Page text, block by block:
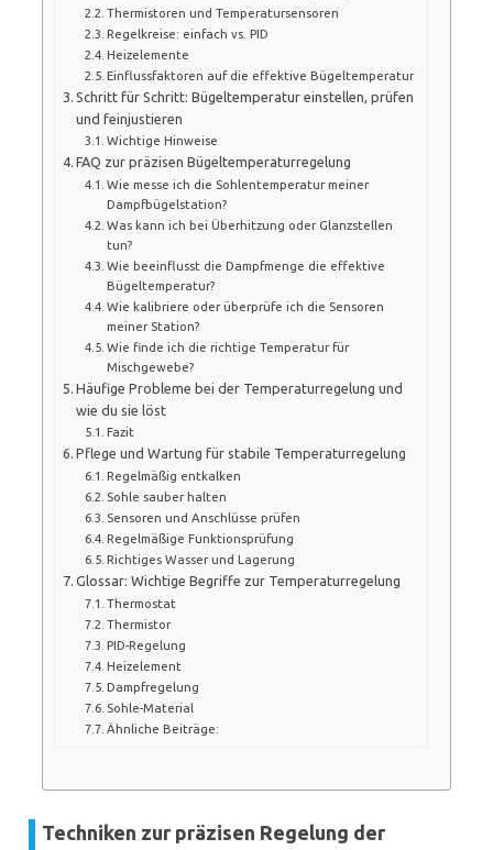
Thermistoren und Temperatursensoren
Regelkreise: einfach vs. PID
Heizelemente
Einflussfaktoren auf die effektive Bügeltemperatur
Schritt für Schritt: Bügeltemperatur einstellen, prüfen
und feinjustieren
Wichtige Hinweise
FAQ zur präzisen Bügeltemperaturregelung
Wie messe ich die Sohlentemperatur meiner
Dampfbügelstation?
Was kann ich bei Überhitzung oder Glanzstellen
tun?
Wie beeinflusst die Dampfmenge die effektive
Bügeltemperatur?
Wie kalibriere oder überprüfe ich die Sensoren
meiner Station?
Wie finde ich die richtige Temperatur für
Mischgewebe?
Häufige Probleme bei der Temperaturregelung und
wie du sie löst
Fazit
Pflege und Wartung für stabile Temperaturregelung
Regelmäßig entkalken
Sohle sauber halten
Sensoren und Anschlüsse prüfen
Regelmäßige Funktionsprüfung
Richtiges Wasser und Lagerung
Glossar: Wichtige Begriffe zur Temperaturregelung
Thermostat
Thermistor
PID-Regelung
Heizelement
Dampfregelung
Sohle-Material
Ähnliche Beiträge:
Techniken zur präzisen Regelung der